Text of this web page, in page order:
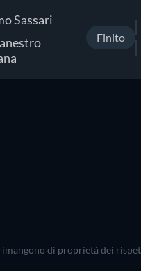
Sassari
Finito
di proprietà dei